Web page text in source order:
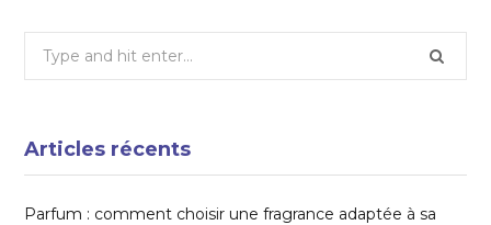
Search
Articles récents
Parfum : comment choisir une fragrance adaptée à sa